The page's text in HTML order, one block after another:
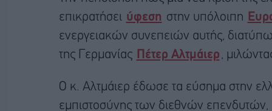
επικρατήσει ύφεση στην υπόλοιπη
ενεργειακών συνεπειών αυτής,
της Γερμανίας
Πέτερ Αλτμάιερ ,
Ο κ. Αλτμάιερ έδωσε τα εύσημα στην
εμπιστοσύνης των διεθνών